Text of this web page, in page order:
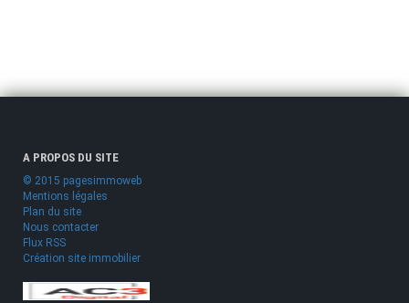
A PROPOS DU SITE
© 2015 pagesimmoweb
Mentions légales
Plan du site
Nous contacter
Flux RSS
Création site immobilier